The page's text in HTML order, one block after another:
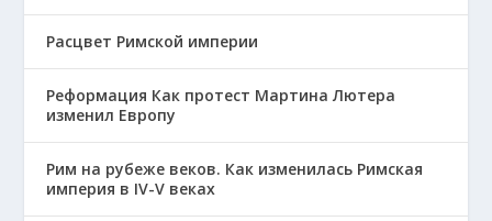
Расцвет Римской империи
Реформация Как протест Мартина Лютера
изменил Европу
Рим на рубеже веков. Как изменилась Римская
империя в IV-V веках